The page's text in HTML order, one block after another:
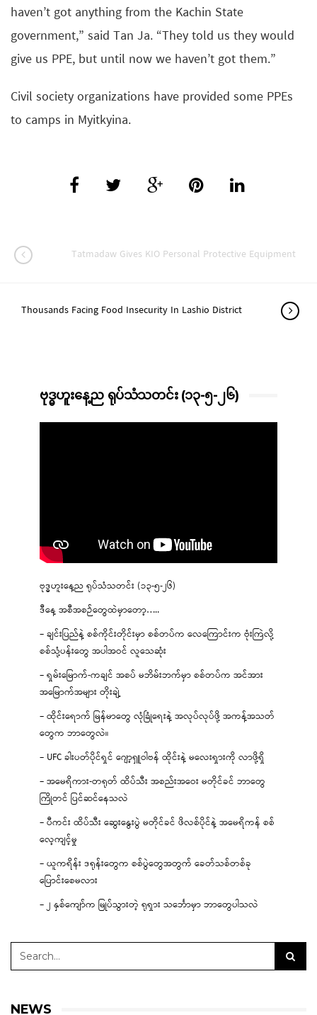
haven’t got anything from the Kachin State
government,” said Tan Ja. “They told us they would
give us PPE, but until now we haven’t got them.”
Civil society organizations have provided some PPEs
to camps in Myitkyina.
Tatmadaw Gives KIO Personal Protective Equipment
Thousands Facing Food Insecurity In Lashio District
ဗုဒ္ဓဟူးနေ့ည ရုပ်သံသတင်း (၁၃-၅-၂၆)
ဗုဒ္ဓဟူးနေ့ည ရုပ်သံသတင်း (၁၃-၅-၂၆)
ဒီနေ့ အစီအစဉ်တွေထဲမှာတော့…..
– ချင်းပြည်နဲ့ စစ်ကိုင်းတိုင်းမှာ စစ်တပ်က လေကြောင်းက ဗုံးကြဲလို့
စစ်သုံ့ပန်းတွေ အပါအဝင် လူသေဆုံး
– ရှမ်းမြောက်-ကချင် အစပ် မဘိမ်းဘက်မှာ စစ်တပ်က အင်အား
အမြောက်အများ တိုးချဲ့
– ထိုင်းရောက် မြန်မာတွေ လုံခြုံရေးနဲ့ အလုပ်လုပ်ဖို့ အကန့်အသတ်
တွေက ဘာတွေလဲ။
– UFC ခါးပတ်ပိုင်ရှင် ဂျော့ရှူဝါဗန် ထိုင်းနဲ့ မလေးရှားကို လာဖို့ရှိ
– အမေရိကား-တရုတ် ထိပ်သီး အစည်းအဝေး မတိုင်ခင် ဘာတွေ
ကြိုတင် ပြင်ဆင်နေသလဲ
– ပီကင်း ထိပ်သီး ဆွေးနွေးပွဲ မတိုင်ခင် ဖိလစ်ပိုင်နဲ့ အမေရိကန် စစ်
လေ့ကျင့်မှု
– ယူကရိန်း ဒရုန်းတွေက စစ်ပွဲတွေအတွက် ခေတ်သစ်တစ်ခု
ပြောင်းစေမလား
– ၂ နှစ်ကျော်က မြုပ်သွားတဲ့ ရုရှား သင်္ဘောမှာ ဘာတွေပါသလဲ
NEWS